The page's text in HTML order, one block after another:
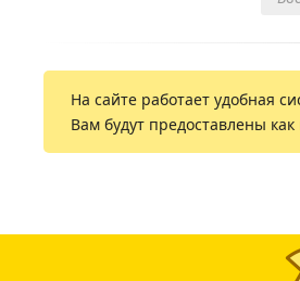
На сайте работает удобная
Вам будут предоставлены